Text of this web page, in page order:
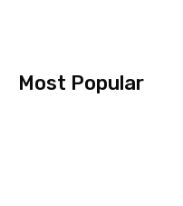
Most Popular